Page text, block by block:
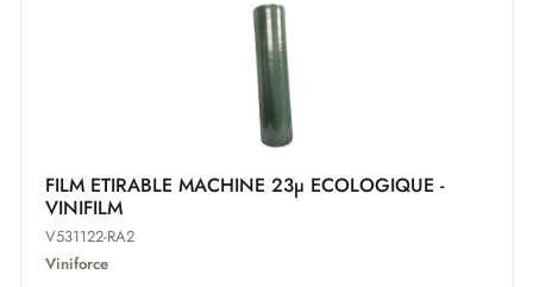
FILM ETIRABLE MACHINE 23µ ECOLOGIQUE -
VINIFILM
V531122-RA2
Viniforce